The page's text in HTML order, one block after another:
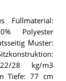
Füllmaterial:
Polyester
Muster:
22/28 kg/m3
Tiefe: 77 cm